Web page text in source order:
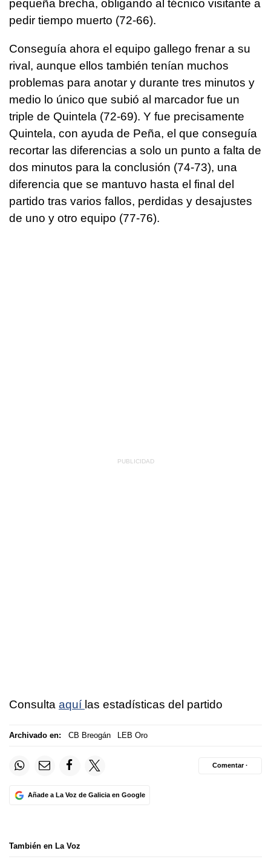
pequeña brecha, obligando al técnico visitante a
pedir tiempo muerto (72-66).
Conseguía ahora el equipo gallego frenar a su
rival, aunque ellos también tenían muchos
problemas para anotar y durante tres minutos y
medio lo único que subió al marcador fue un
triple de Quintela (72-69). Y fue precisamente
Quintela, con ayuda de Peña, el que conseguía
recortar las diferencias a solo un punto a falta de
dos minutos para la conclusión (74-73), una
diferencia que se mantuvo hasta el final del
partido tras varios fallos, perdidas y desajustes
de uno y otro equipo (77-76).
Consulta aquí las estadísticas del partido
Archivado en: CB Breogán LEB Oro
Añade a La Voz de Galicia en Google
Comentar ·
También en La Voz